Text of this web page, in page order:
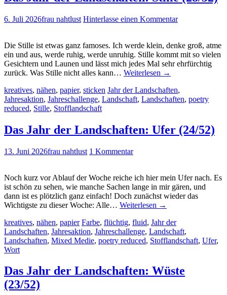
6. Juli 2026frau nahtlust Hinterlasse einen Kommentar
Die Stille ist etwas ganz famoses. Ich werde klein, denke groß, atme
ein und aus, werde ruhig, werde unruhig. Stille kommt mit so vielen
Gesichtern und Launen und lässt mich jedes Mal sehr ehrfürchtig
zurück. Was Stille nicht alles kann… Weiterlesen →
kreatives, nähen, papier, sticken Jahr der Landschaften,
Jahresaktion, Jahreschallenge, Landschaft, Landschaften, poetry
reduced, Stille, Stofflandschaft
Das Jahr der Landschaften: Ufer (24/52)
13. Juni 2026frau nahtlust 1 Kommentar
Noch kurz vor Ablauf der Woche reiche ich hier mein Ufer nach. Es
ist schön zu sehen, wie manche Sachen lange in mir gären, und
dann ist es plötzlich ganz einfach! Doch zunächst wieder das
Wichtigste zu dieser Woche: Alle… Weiterlesen →
kreatives, nähen, papier Farbe, flüchtig, fluid, Jahr der
Landschaften, Jahresaktion, Jahreschallenge, Landschaft,
Landschaften, Mixed Medie, poetry reduced, Stofflandschaft, Ufer,
Wort
Das Jahr der Landschaften: Wüste
(23/52)